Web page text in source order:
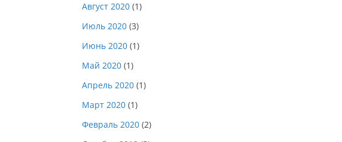
Август 2020 (1)
Июль 2020 (3)
Июнь 2020 (1)
Май 2020 (1)
Апрель 2020 (1)
Март 2020 (1)
Февраль 2020 (2)